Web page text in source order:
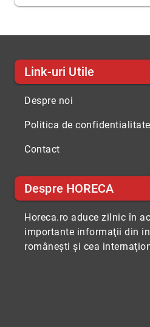
Link-uri Utile
Despre noi
Politica de confidentialitate
Contact
Despre HORECA
Horeca.ro aduce zilnic în
importante informaţii din
româneşti şi cea